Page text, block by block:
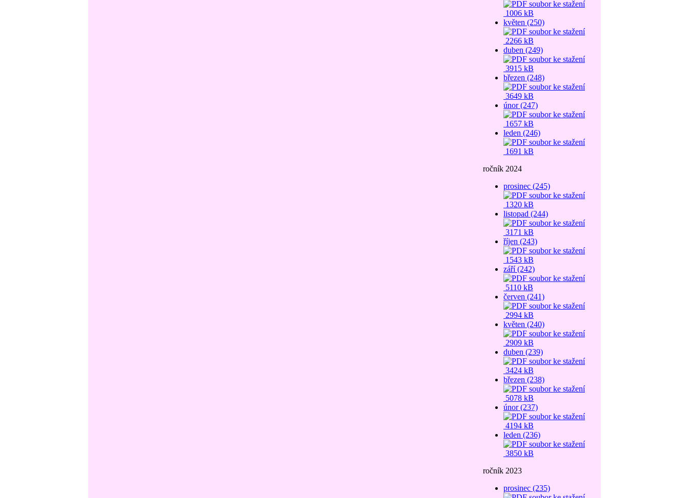
1006 kB
květen (250)
2266 kB
duben (249)
3915 kB
březen (248)
3649 kB
únor (247)
1657 kB
leden (246)
1691 kB
ročník 2024
prosinec (245)
1320 kB
listopad (244)
3171 kB
říjen (243)
1543 kB
září (242)
5110 kB
červen (241)
2994 kB
květen (240)
2909 kB
duben (239)
3424 kB
březen (238)
5078 kB
únor (237)
4194 kB
leden (236)
3850 kB
ročník 2023
prosinec (235)